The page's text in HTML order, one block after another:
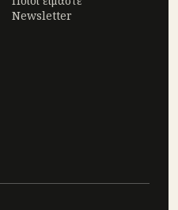
Newsletter